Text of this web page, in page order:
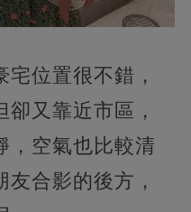
位置很不錯，
又靠近市區，
，空氣也比較清
合影的後方，